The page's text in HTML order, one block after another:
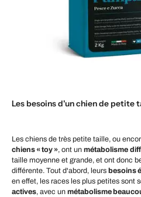
Les besoins d'un chien de petite
Les chiens de très petite taille, ou
chiens « toy », ont un métabolisme
taille moyenne et grande, et ont donc
différente. Tout d'abord, leurs besoins
en effet, les races les plus petites sont
actives, avec un métabolisme